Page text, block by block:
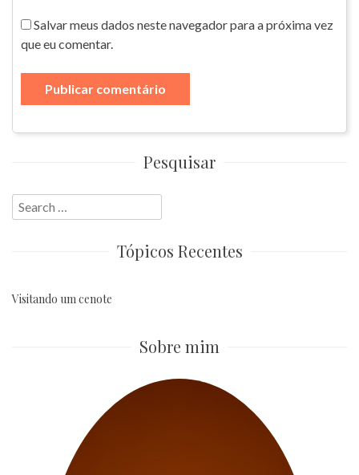
Salvar meus dados neste navegador para a próxima vez
que eu comentar.
Pesquisar
Search
for:
Tópicos Recentes
Visitando um cenote
Sobre mim